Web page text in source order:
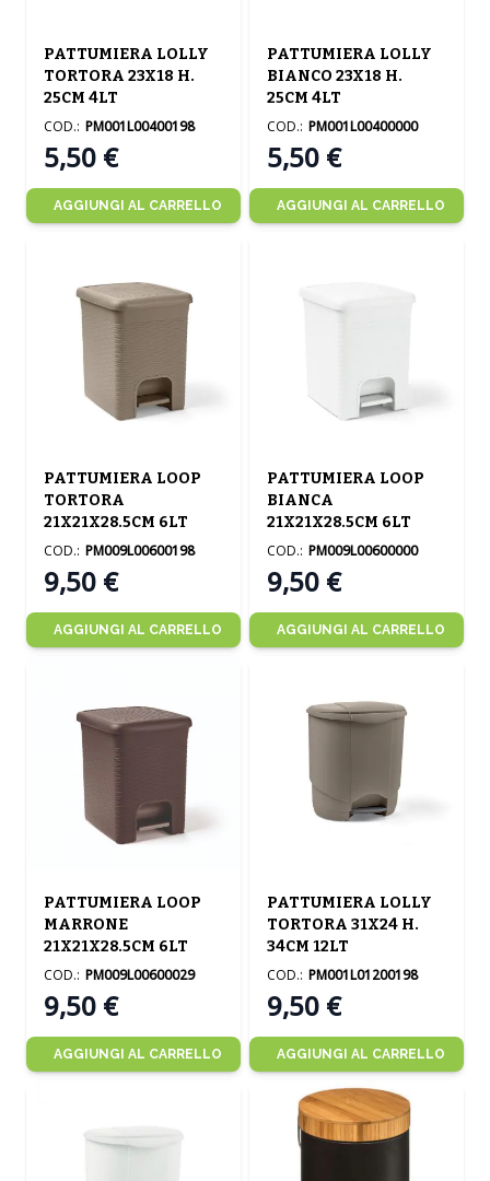
PATTUMIERA LOLLY
TORTORA 23X18 H.
25CM 4LT
5,50 €
COD.: PM001L00400198
AGGIUNGI AL CARRELLO
PATTUMIERA LOLLY
BIANCO 23X18 H.
25CM 4LT
5,50 €
COD.: PM001L00400000
AGGIUNGI AL CARRELLO
PATTUMIERA LOOP
TORTORA
21X21X28.5CM 6LT
9,50 €
COD.: PM009L00600198
AGGIUNGI AL CARRELLO
PATTUMIERA LOOP
BIANCA
21X21X28.5CM 6LT
9,50 €
COD.: PM009L00600000
AGGIUNGI AL CARRELLO
PATTUMIERA LOOP
MARRONE
21X21X28.5CM 6LT
9,50 €
COD.: PM009L00600029
AGGIUNGI AL CARRELLO
PATTUMIERA LOLLY
TORTORA 31X24 H.
34CM 12LT
9,50 €
COD.: PM001L01200198
AGGIUNGI AL CARRELLO